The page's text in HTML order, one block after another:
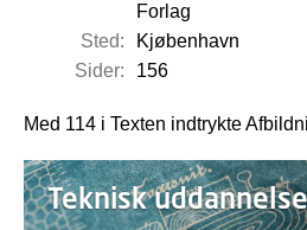
Forlag
Sted:
Kjøbenhavn
Sider:
156
Med 114 i Texten indtrykte
Teknisk uddannelse